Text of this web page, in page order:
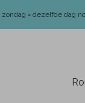
= dezelfde dag